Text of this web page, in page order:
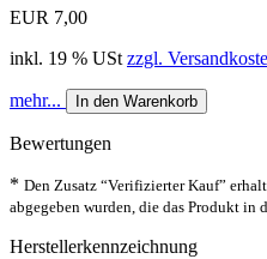
EUR 7,00
inkl. 19 % USt zzgl.
mehr... In den Warenkorb
Bewertungen
* Den Zusatz “Verifizierter Kauf”
abgegeben wurden, die das Produkt in
Herstellerkennzeichnung